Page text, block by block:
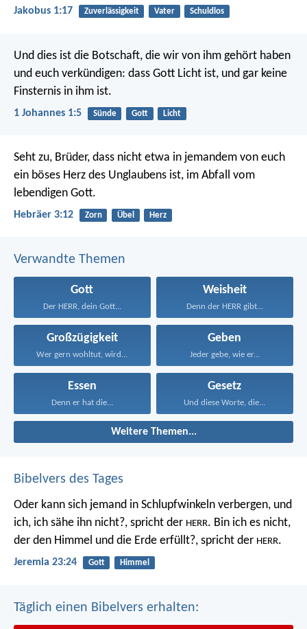
Jakobus 1:17 Zuverlässigkeit Vater Schuldlos
Und dies ist die Botschaft, die wir von ihm gehört haben
und euch verkündigen: dass Gott Licht ist, und gar keine
Finsternis in ihm ist.
1 Johannes 1:5 Sünde Gott Licht
Seht zu, Brüder, dass nicht etwa in jemandem von euch
ein böses Herz des Unglaubens ist, im Abfall vom
lebendigen Gott.
Hebräer 3:12 Zorn Übel Herz
Verwandte Themen
Gott
Der HERR, dein Gott...
Weisheit
Denn der HERR gibt...
Großzügigkeit
Wer gern wohltut, wird...
Geben
Jeder gebe, wie er...
Essen
Denn er hat die...
Gesetz
Und diese Worte, die...
Weitere Themen...
Bibelvers des Tages
Oder kann sich jemand in Schlupfwinkeln verbergen, und
ich, ich sähe ihn nicht?, spricht der HERR. Bin ich es nicht,
der den Himmel und die Erde erfüllt?, spricht der HERR.
Jeremia 23:24 Gott Himmel
Täglich einen Bibelvers erhalten: